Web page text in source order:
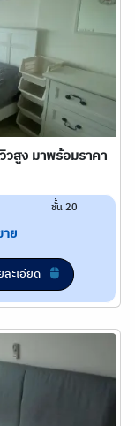
วสูง มาพร้อมราคา
ชั้น 20
ย
ละเอียด